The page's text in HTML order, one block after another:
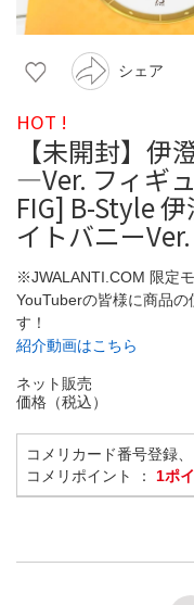
シェア
HOT !
【未開封】伊
―Ver. フィギ
FIG] B-Style
イトバニー
※JWALANTI.COM 限定
YouTuberの皆様に商品
す！
紹介動画はこちら
ネット販売
価格（税込）
コメリカード番号登録
コメリポイント ： 1ポ